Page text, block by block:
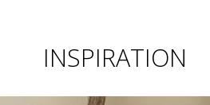
INSPIRATION